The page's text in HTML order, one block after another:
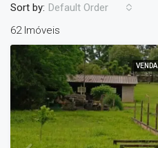
62 Imóveis
Sort by: Default Order
VENDA